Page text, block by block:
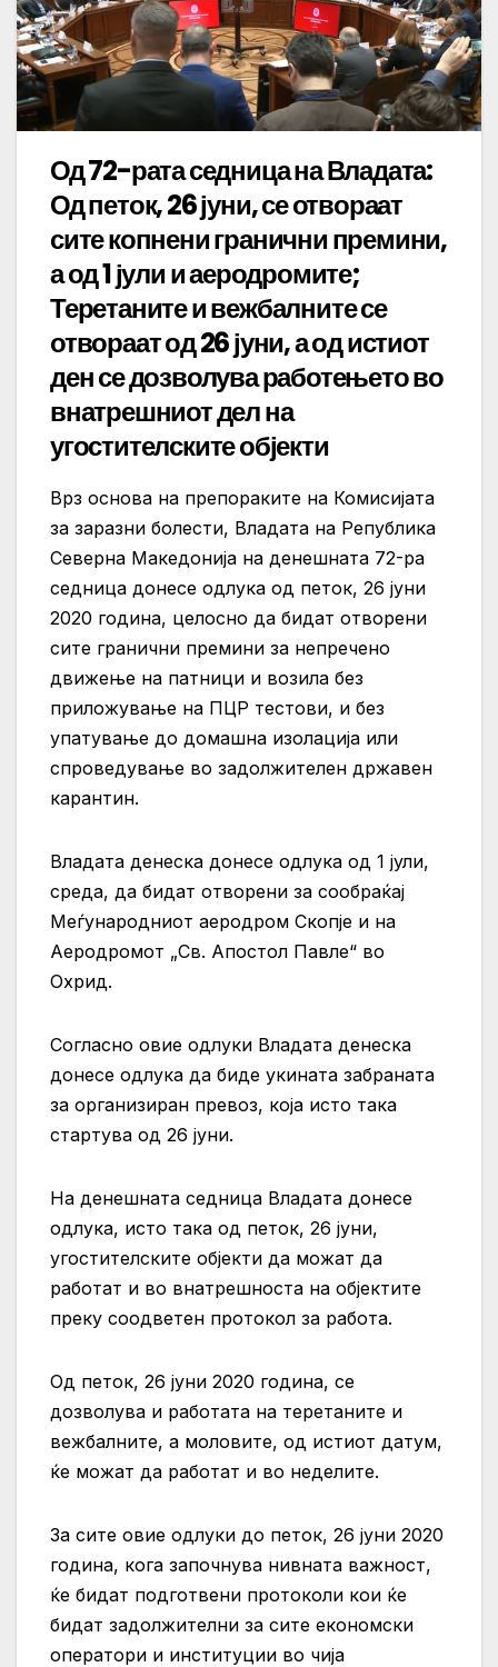
Од 72-рата седница на Владата:
Од петок, 26 јуни, се отвораат
сите копнени гранични премини,
а од 1 јули и аеродромите;
Теретаните и вежбалните се
отвораат од 26 јуни, а од истиот
ден се дозволува работењето во
внатрешниот дел на
угостителските објекти
Врз основа на препораките на Комисијата
за заразни болести, Владата на Република
Северна Македонија на денешната 72-ра
седница донесе одлука од петок, 26 јуни
2020 година, целосно да бидат отворени
сите гранични премини за непречено
движење на патници и возила без
приложување на ПЦР тестови, и без
упатување до домашна изолација или
спроведување во задолжителен државен
карантин.
Владата денеска донесе одлука од 1 јули,
среда, да бидат отворени за сообраќај
Меѓународниот аеродром Скопје и на
Аеродромот „Св. Апостол Павле“ во
Охрид.
Согласно овие одлуки Владата денеска
донесе одлука да биде укината забраната
за организиран превоз, која исто така
стартува од 26 јуни.
На денешната седница Владата донесе
одлука, исто така од петок, 26 јуни,
угостителските објекти да можат да
работат и во внатрешноста на објектите
преку соодветен протокол за работа.
Од петок, 26 јуни 2020 година, се
дозволува и работата на теретаните и
вежбалните, а моловите, од истиот датум,
ќе можат да работат и во неделите.
За сите овие одлуки до петок, 26 јуни 2020
година, кога започнува нивната важност,
ќе бидат подготвени протоколи кои ќе
бидат задолжителни за сите економски
оператори и институции во чија